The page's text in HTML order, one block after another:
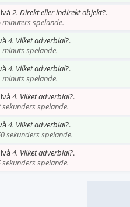
2. Direkt eller indirekt objekt?.
spelande.
4. Vilket adverbial?.
spelande.
4. Vilket adverbial?.
spelande.
4. Vilket adverbial?.
spelande.
4. Vilket adverbial?.
sekunders spelande.
4. Vilket adverbial?.
spelande.